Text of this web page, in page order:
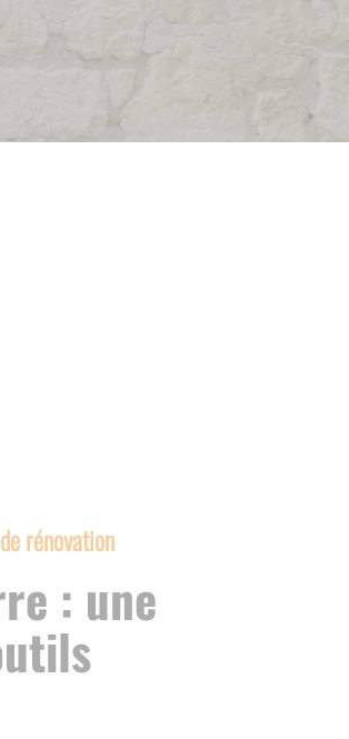
rénovation
: une